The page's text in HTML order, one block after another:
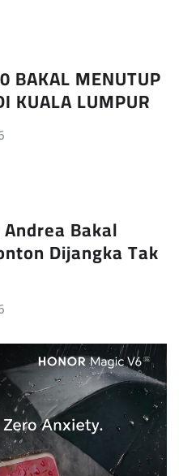
BAKAL MENUTUP
KUALA LUMPUR
Bakal
Dijangka Tak